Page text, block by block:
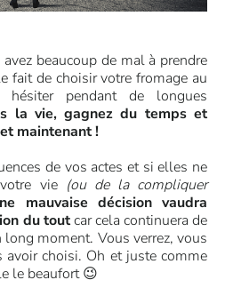
beaucoup de mal à prendre
fait de choisir votre fromage au
hésiter pendant de longues
la vie, gagnez du temps et
maintenant !
de vos actes et si elles ne
vie (ou de la compliquer
mauvaise décision vaudra
du toutcar cela continuera de
moment. Vous verrez, vous
avoir choisi. Oh et juste comme
le beaufort 😉